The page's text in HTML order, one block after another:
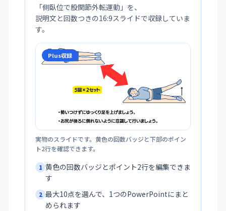
「側臥位で股関節外転運動 」を、
説明文と回数つきの16:9スライドで収録していま
す。
Plus収録
実物のスライドです。黄色の回数バッジと下部のポイン
ト2行を確認できます。
1 黄色の回数バッジとポイント2行を編集できま
す
2 最大10点を選んで、1つのPowerPointにまと
められます